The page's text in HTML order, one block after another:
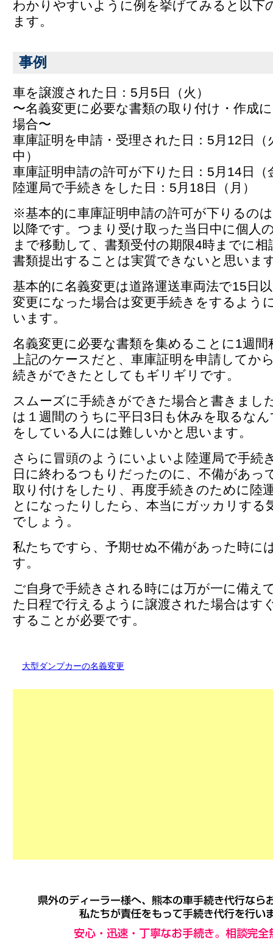
わかりやすいように例を挙げてみると以下
ます。
事例
車を譲渡された日：5月5日（火）
〜名義変更に必要な書類の取り付け・作成
場合〜
車庫証明を申請・受理された日：5月12日（
中）
車庫証明申請の許可が下りた日：5月14日
陸運局で手続きをした日：5月18日（月）
※基本的に車庫証明申請の許可が下りるの
以降です。つまり受け取った当日中に個人
まで移動して、書類受付の期限4時までに
書類提出することは実質できないと思いま
基本的に名義変更は道路運送車両法で15日
変更になった場合は変更手続きをするよう
います。
名義変更に必要な書類を集めることに1週
上記のケースだと、車庫証明を申請してか
続きができたとしてもギリギリです。
スムーズに手続きができた場合と書きまし
は１週間のうちに平日3日も休みを取るな
をしている人には難しいかと思います。
さらに冒頭のようにいよいよ陸運局で手続
日に終わるつもりだったのに、不備があっ
取り付けをしたり、再度手続きのために陸
とになったりしたら、本当にガッカリする
でしょう。
私たちですら、予期せぬ不備があった時に
す。
ご自身で手続きされる時には万が一に備え
た日程で行えるように譲渡された場合はす
することが必要です。
大型ダンプカーの名義変更